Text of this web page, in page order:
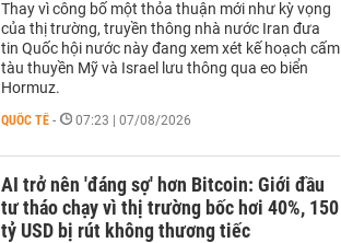
Thay vì công bố một thỏa thuận mới như kỳ vọng
của thị trường, truyền thông nhà nước Iran đưa
tin Quốc hội nước này đang xem xét kế hoạch cấm
tàu thuyền Mỹ và Israel lưu thông qua eo biển
Hormuz.
QUỐC TẾ - 07:23 | 07/08/2026
AI trở nên 'đáng sợ' hơn Bitcoin: Giới đầu
tư tháo chạy vì thị trường bốc hơi 40%, 150
tỷ USD bị rút không thương tiếc